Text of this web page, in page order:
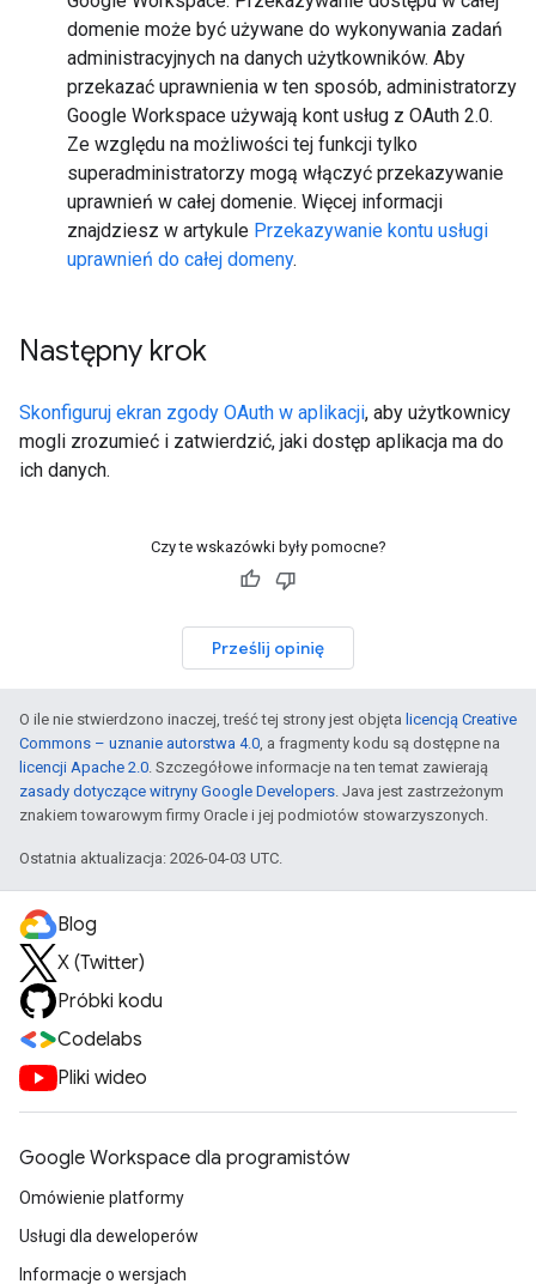
domenie może być używane do wykonywania zadań
administracyjnych na danych użytkowników. Aby
przekazać uprawnienia w ten sposób, administratorzy
Google Workspace używają kont usług z OAuth 2.0.
Ze względu na możliwości tej funkcji tylko
superadministratorzy mogą włączyć przekazywanie
uprawnień w całej domenie. Więcej informacji
znajdziesz w artykule Przekazywanie kontu usługi
uprawnień do całej domeny.
Następny krok
Skonfiguruj ekran zgody OAuth w aplikacji, aby użytkownicy
mogli zrozumieć i zatwierdzić, jaki dostęp aplikacja ma do
ich danych.
Czy te wskazówki były pomocne?
Prześlij opinię
O ile nie stwierdzono inaczej, treść tej strony jest objęta licencją Creative
Commons – uznanie autorstwa 4.0, a fragmenty kodu są dostępne na
licencji Apache 2.0. Szczegółowe informacje na ten temat zawierają
zasady dotyczące witryny Google Developers. Java jest zastrzeżonym
znakiem towarowym firmy Oracle i jej podmiotów stowarzyszonych.
Ostatnia aktualizacja: 2026-04-03 UTC.
Blog
X (Twitter)
Próbki kodu
Codelabs
Pliki wideo
Google Workspace dla programistów
Omówienie platformy
Usługi dla deweloperów
Informacje o wersjach